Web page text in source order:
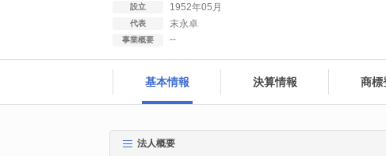
設立 1952年05月
代表 末永卓
事業概要 --
基本情報 決算情報 商標
法人概要